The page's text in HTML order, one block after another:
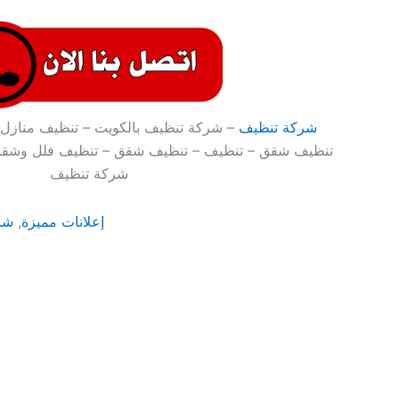
شركة تنظيف – شركة تنظيف بالكويت – تنظيف
تنظيف شقق – تنظيف – تنظيف شقق – تنظيف فلل
شركة تنظيف
إعلانات مميزة,